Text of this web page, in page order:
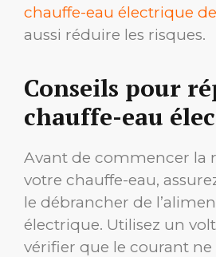
chauffe-eau électrique
aussi réduire les risques.
Conseils pour
chauffe-eau
Avant de commencer la
votre chauffe-eau,
le débrancher de
électrique. Utilisez un
vérifier que le courant ne